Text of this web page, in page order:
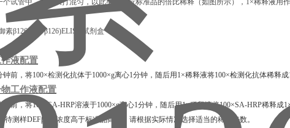
个试管中，轻轻吹打混匀，以此类推进行标准品的倍比稀释（如图所示），1×稀释液用作
液配置
钟前，将100×检测化抗体于1000×g离心1分钟，随后用1×稀释液将100×检测化抗体稀释
工作液配置
钟前，将100×SA-HRP溶液于1000×g离心1分钟，随后用1×稀释液将100×SA-HRP稀释成
如待测样DEFβ126 浓度高于标准品高值，请根据实际情况选择适当的稀释倍数。